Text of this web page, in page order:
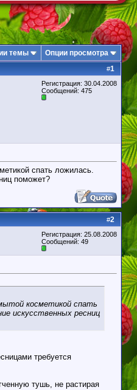
темы Опции просмотра
#1
Регистрация: 30.04.2008
Сообщений: 475
спать ложилась.
поможет?
#2
Регистрация: 25.08.2008
Сообщений: 49
косметикой спать
искусственных ресниц
требуется
тушь, не растирая